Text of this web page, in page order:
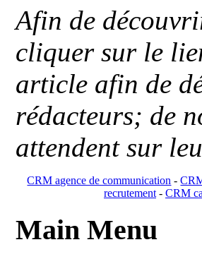
Afin de
cliquer sur le
article afin de
rédacteurs; de
attendent sur
CRM agence de communication -
recrutement- CRM
Main Menu